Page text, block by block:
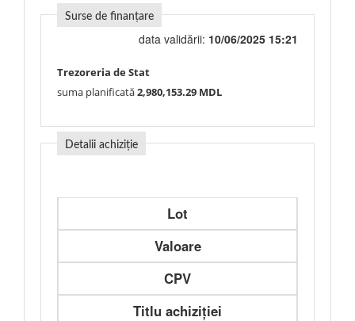
Surse de finanțare
data validării: 10/06/2025 15:21
Trezoreria de Stat
suma planificată2,980,153.29 MDL
Detalii achiziție
Lot
Valoare
CPV
Titlu achiziției